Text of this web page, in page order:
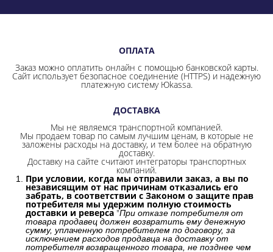
ОПЛАТА
Заказ можно оплатить онлайн с помощью банковской карты.
Сайт использует безопасное соединение (HTTPS) и надежную
платежную систему Юkassa.
ДОСТАВКА
Мы не являемся транспортной компанией.
Мы продаем товар по самым лучшим ценам, в которые не
заложены расходы на доставку, и тем более на обратную
доставку.
Доставку на сайте считают интеграторы транспортных
компаний.
При условии, когда мы отправили заказ, а вы по
независящим от нас причинам отказались его
забрать, в соответствии с Законом о защите прав
потребителя мы удержим полную стоимость
доставки и реверса "При отказе потребителя от
товара продавец должен возвратить ему денежную
сумму, уплаченную потребителем по договору, за
исключением расходов продавца на доставку от
потребителя возвращенного товара, не позднее чем